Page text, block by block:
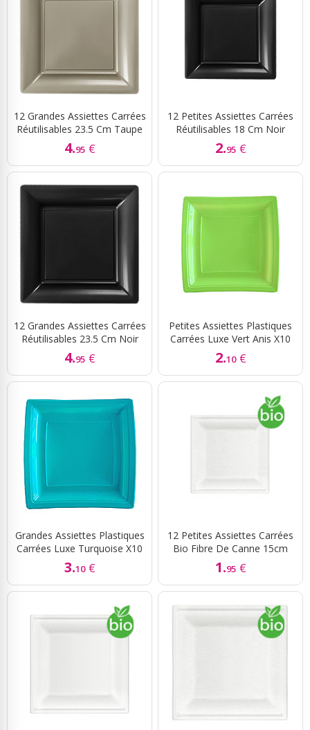
12 Grandes Assiettes Carrées
Réutilisables 23.5 Cm Taupe
4.95 €
12 Petites Assiettes Carrées
Réutilisables 18 Cm Noir
2.95 €
12 Grandes Assiettes Carrées
Réutilisables 23.5 Cm Noir
4.95 €
Petites Assiettes Plastiques
Carrées Luxe Vert Anis X10
2.10 €
Grandes Assiettes Plastiques
Carrées Luxe Turquoise X10
3.10 €
12 Petites Assiettes Carrées
Bio Fibre De Canne 15cm
1.95 €